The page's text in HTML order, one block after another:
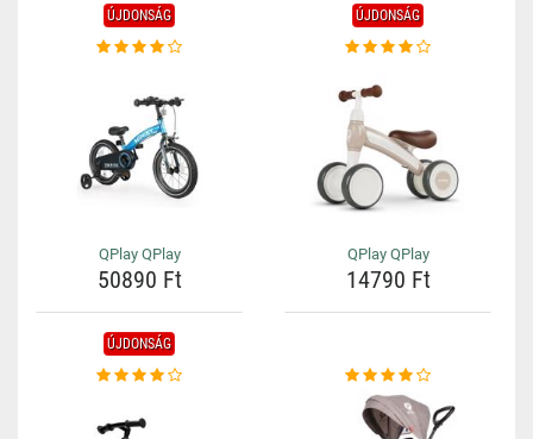
ÚJDONSÁG
QPlay QPlay
50890 Ft
ÚJDONSÁG
QPlay QPlay
14790 Ft
ÚJDONSÁG